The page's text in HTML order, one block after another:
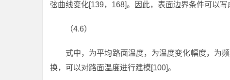
弦曲线变化[139，168]。因此，表面边界条件可以写
（4.6）
式中，为平均路面温度，为温度变化幅度，为
换，可以对路面温度进行建模[100]。